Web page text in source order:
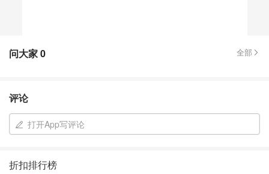
问大家0 全部
评论
打开App写评论
折扣排行榜